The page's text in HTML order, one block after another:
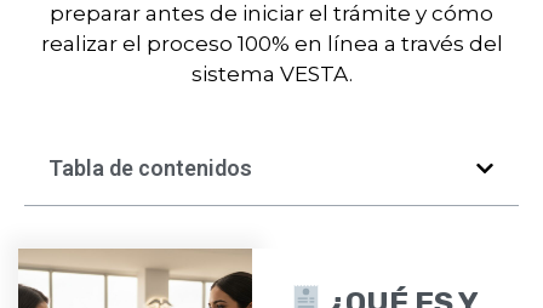
preparar antes de iniciar el trámite y cómo
realizar el proceso 100% en línea a través del
sistema VESTA.
Tabla de contenidos